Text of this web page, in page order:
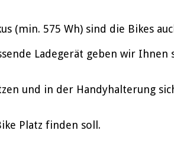
(min. 575 Wh) sind die Bikes
Ladegerät geben wir Ihnen
und in der Handyhalterung
Platz finden soll.